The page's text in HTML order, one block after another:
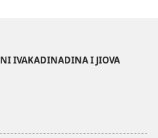
IVAKADINADINA I JIOVA